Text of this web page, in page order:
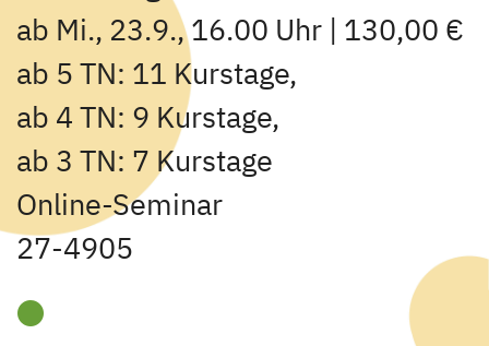
ab Mi., 23.9., 16.00 Uhr | 130,00 €
ab 5 TN: 11 Kurstage,
ab 4 TN: 9 Kurstage,
ab 3 TN: 7 Kurstage
Online-Seminar
27-4905